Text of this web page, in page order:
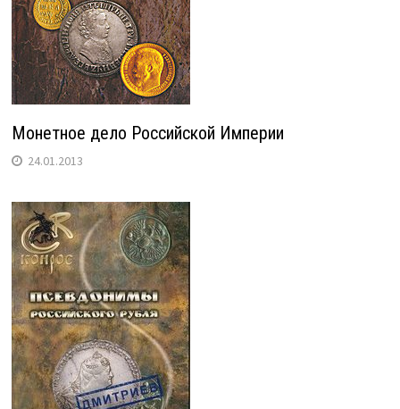
Монетное дело Российской Империи
24.01.2013